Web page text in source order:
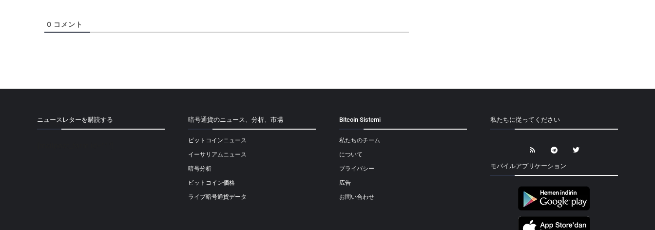
0 コメント
ニュースレターを購読する 暗号通貨のニュース、分析、市場
ビットコインニュース
イーサリアムニュース
暗号分析
ビットコイン価格
ライブ暗号通貨データ
Bitcoin Sistemi
私たちのチーム
について
プライバシー
広告
お問い合わせ
私たちに従ってください
モバイルアプリケーション